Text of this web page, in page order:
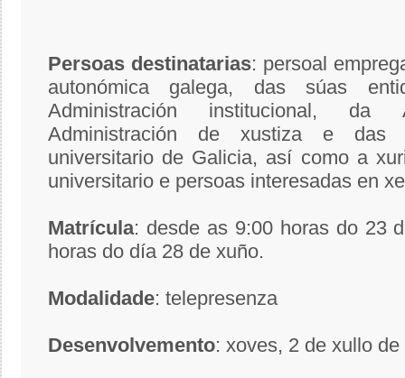
Persoas destinatarias: persoal
autonómica galega, das súas
Administración institucional, da
Administración de xustiza e das
universitario de Galicia, así como a
universitario e persoas interesadas en
Matrícula: desde as 9:00 horas do 23
horas do día 28 de xuño.
Modalidade: telepresenza
Desenvolvemento: xoves, 2 de xullo